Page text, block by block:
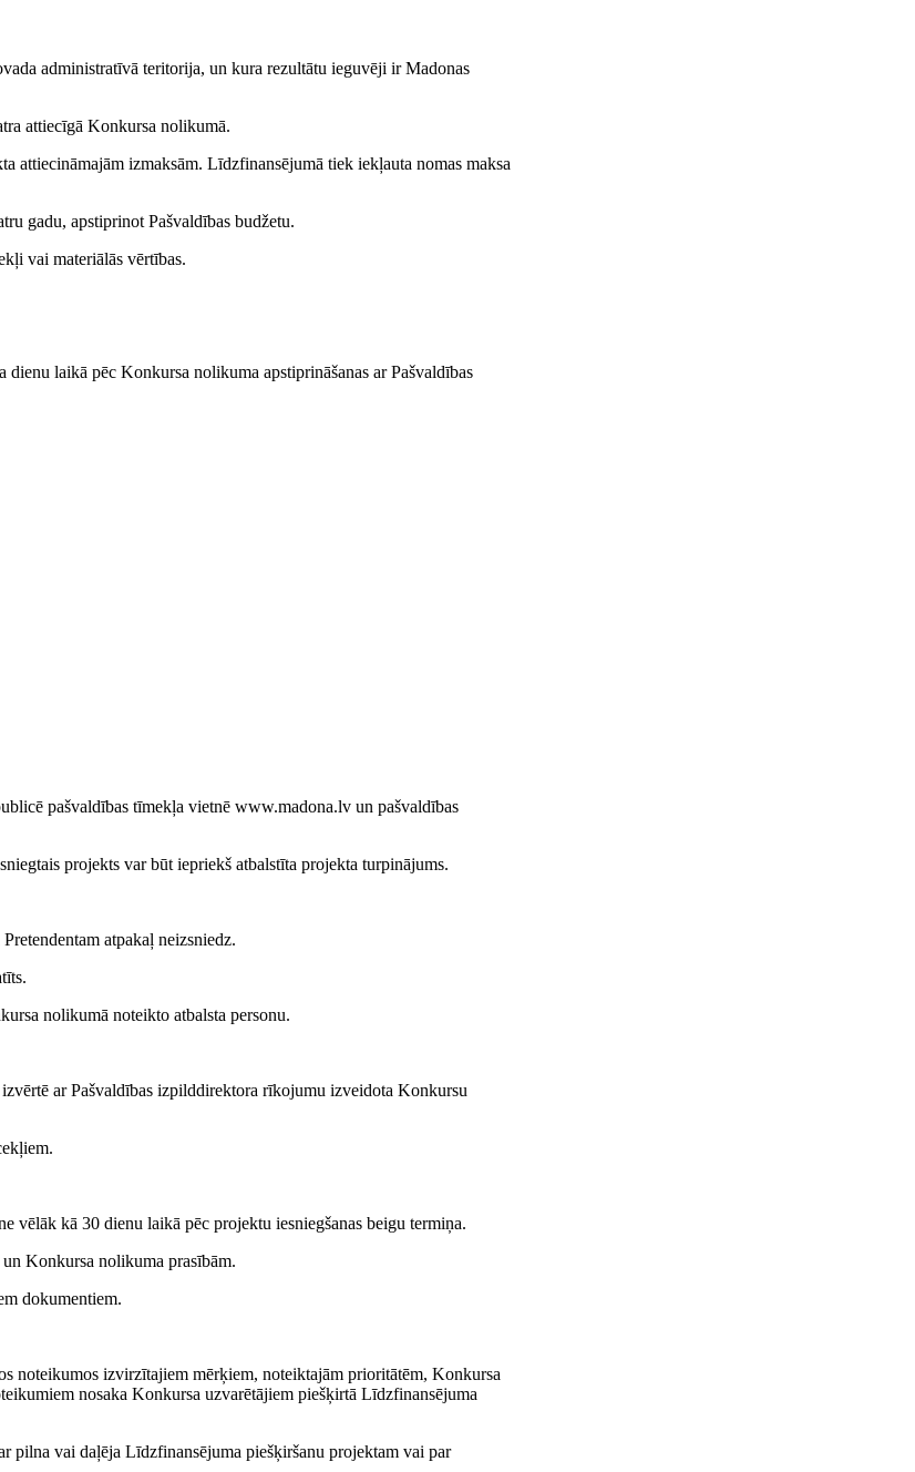
administratīvā teritorija, un kura rezultātu ieguvēji ir Madonas
attiecīgā Konkursa nolikumā.
attiecināmajām izmaksām. Līdzfinansējumā tiek iekļauta nomas maksa
gadu, apstiprinot Pašvaldības budžetu.
vai materiālās vērtības.
laikā pēc Konkursa nolikuma apstiprināšanas ar Pašvaldības
pašvaldības tīmekļa vietnē www.madona.lv un pašvaldības
projekts var būt iepriekš atbalstīta projekta turpinājums.
atpakaļ neizsniedz.
nolikumā noteikto atbalsta personu.
ar Pašvaldības izpilddirektora rīkojumu izveidota Konkursu
vēlāk kā 30 dienu laikā pēc projektu iesniegšanas beigu termiņa.
Konkursa nolikuma prasībām.
dokumentiem.
noteikumos izvirzītajiem mērķiem, noteiktajām prioritātēm, Konkursa
nosaka Konkursa uzvarētājiem piešķirtā Līdzfinansējuma
pilna vai daļēja Līdzfinansējuma piešķiršanu projektam vai par